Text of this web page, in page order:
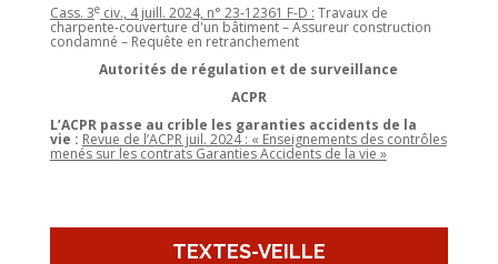
Cass. 3eciv., 4 juill. 2024, n° 23-12361 F-D : Travaux de
charpente-couverture d'un bâtiment – Assureur construction
condamné – Requête en retranchement
Autorités de régulation et de surveillance
ACPR
L’ACPR passe au crible les garanties accidents de la
vie : Revue de l’ACPR juil. 2024 : « Enseignements des contrôles
menés sur les contrats Garanties Accidents de la vie »
TEXTES-VEILLE